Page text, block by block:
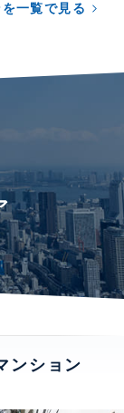
一覧で見る
ンション